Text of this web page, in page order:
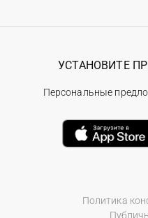
Политика
УСТАНОВИТЕ
Персональные